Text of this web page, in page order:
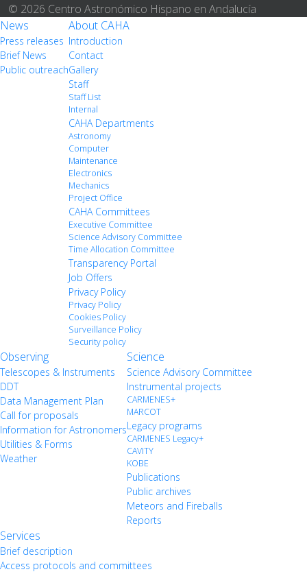
© 2026 Centro Astronómico Hispano en Andalucía
News
Press releases
Brief News
Public outreach
About CAHA
Introduction
Contact
Gallery
Staff
Staff List
Internal
CAHA Departments
Astronomy
Computer
Maintenance
Electronics
Mechanics
Project Office
CAHA Committees
Executive Committee
Science Advisory Committee
Time Allocation Committee
Transparency Portal
Job Offers
Privacy Policy
Privacy Policy
Cookies Policy
Surveillance Policy
Security policy
Observing
Telescopes & Instruments
DDT
Data Management Plan
Call for proposals
Information for Astronomers
Utilities & Forms
Weather
Science
Science Advisory Committee
Instrumental projects
CARMENES+
MARCOT
Legacy programs
CARMENES Legacy+
CAVITY
KOBE
Publications
Public archives
Meteors and Fireballs
Reports
Services
Brief description
Access protocols and committees